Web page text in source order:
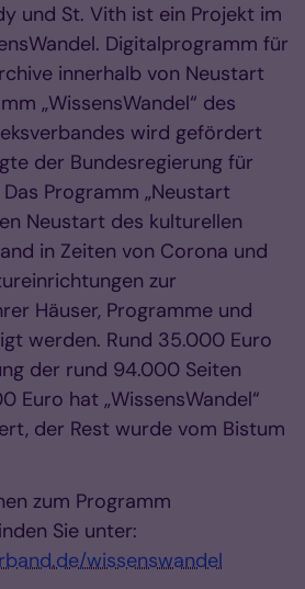
und St. Vith ist ein Projekt im
Digitalprogramm für
innerhalb von Neustart
„WissensWandel“ des
wird gefördert
der Bundesregierung für
Programm „Neustart
Neustart des kulturellen
in Zeiten von Corona und
zur
Häuser, Programme und
werden. Rund 35.000 Euro
der rund 94.000 Seiten
Euro hat „WissensWandel“
der Rest wurde vom Bistum
zum Programm
Sie unter:
wissenswandel